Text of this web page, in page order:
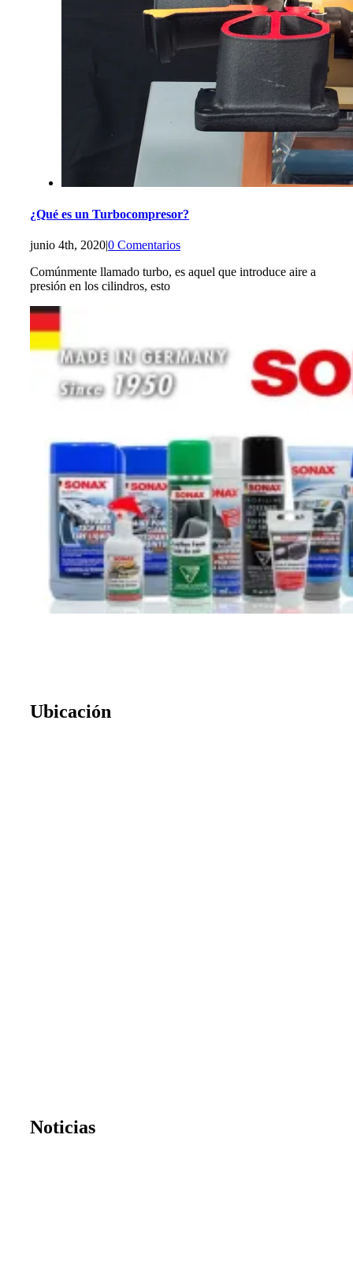
¿Qué es un Turbocompresor?
junio 4th, 2020|0 Comentarios
Comúnmente llamado turbo, es aquel que introduce aire a
presión en los cilindros, esto
Ubicación
Noticias